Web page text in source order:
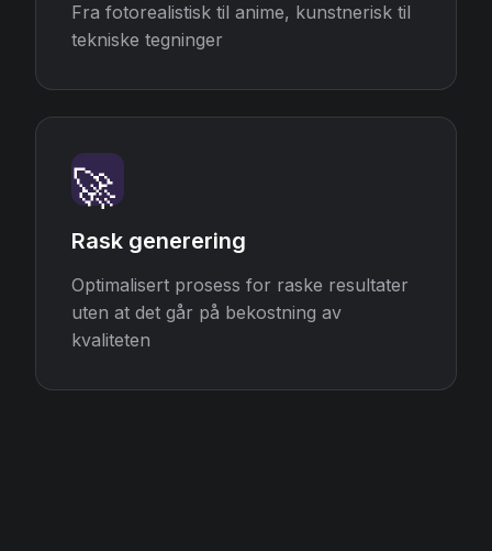
Fra fotorealistisk til anime, kunstnerisk til
tekniske tegninger
🚀
Rask generering
Optimalisert prosess for raske resultater
uten at det går på bekostning av
kvaliteten